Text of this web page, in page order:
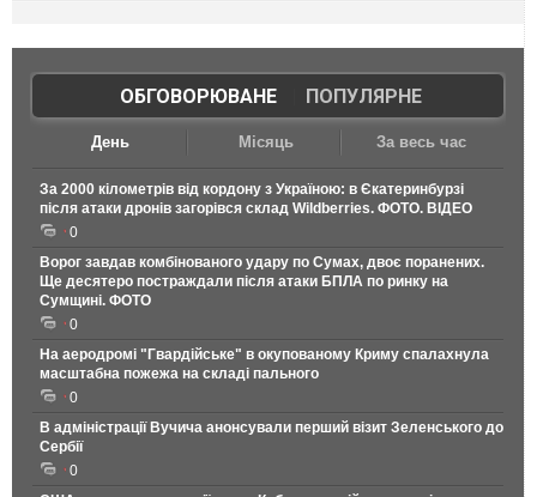
ОБГОВОРЮВАНЕ| ПОПУЛЯРНЕ
День Місяць За весь час
За 2000 кілометрів від кордону з Україною: в Єкатеринбурзі
після атаки дронів загорівся склад Wildberries. ФОТО. ВІДЕО
0
Ворог завдав комбінованого удару по Сумах, двоє поранених.
Ще десятеро постраждали після атаки БПЛА по ринку на
Сумщині. ФОТО
0
На аеродромі "Гвардійське" в окупованому Криму спалахнула
масштабна пожежа на складі пального
0
В адміністрації Вучича анонсували перший візит Зеленського до
Сербії
0